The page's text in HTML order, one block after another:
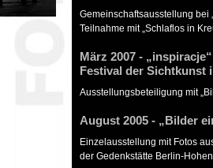
Gemeinschaftsausstellung bei
Teilnahme mit „Schlaflos in
März 2007 -
Festival der Sichtkunst
Ausstellungsbeteiligung mit
August 2005 - „Bilder
Einzelausstellung mit Fotos
der Gedenkstätte Berlin-